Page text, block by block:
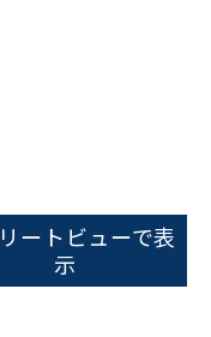
213
ートビューで表
示